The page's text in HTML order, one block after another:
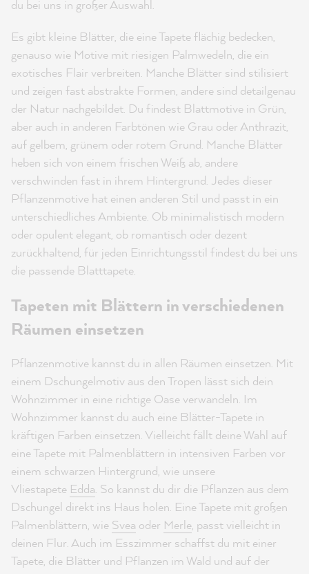
du bei uns in großer Auswahl.
Es gibt kleine Blätter, die eine Tapete flächig bedecken,
genauso wie Motive mit riesigen Palmwedeln, die ein
exotisches Flair verbreiten. Manche Blätter sind stilisiert
und zeigen fast abstrakte Formen, andere sind detailgenau
der Natur nachgebildet. Du findest Blattmotive in Grün,
aber auch in anderen Farbtönen wie Grau oder Anthrazit,
auf gelbem, grünem oder rotem Grund. Manche Blätter
heben sich von einem frischen Weiß ab, andere
verschwinden fast in ihrem Hintergrund. Jedes dieser
Pflanzenmotive hat einen anderen Stil und passt in ein
unterschiedliches Ambiente. Ob minimalistisch modern
oder opulent elegant, ob romantisch oder dezent
zurückhaltend, für jeden Einrichtungsstil findest du bei uns
die passende Blatttapete.
Tapeten mit Blättern in verschiedenen
Räumen einsetzen
Pflanzenmotive kannst du in allen Räumen einsetzen. Mit
einem Dschungelmotiv aus den Tropen lässt sich dein
Wohnzimmer in eine richtige Oase verwandeln. Im
Wohnzimmer kannst du auch eine Blätter-Tapete in
kräftigen Farben einsetzen. Vielleicht fällt deine Wahl auf
eine Tapete mit Palmenblättern in intensiven Farben vor
einem schwarzen Hintergrund, wie unsere
Vliestapete Edda . So kannst du dir die Pflanzen aus dem
Dschungel direkt ins Haus holen. Eine Tapete mit großen
Palmenblättern, wie Svea oder Merle , passt vielleicht in
deinen Flur. Auch im Esszimmer schaffst du mit einer
Tapete, die Blätter und Pflanzen im Wald und auf der